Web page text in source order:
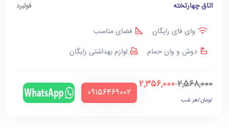
اتاق چهارتخته فولبرد
وای فای رایگان
فضای مناسب
دوش و وان حمام
لوازم بهداشتی رایگان
2,568,000
2,356,000
تومان/هر شب
‪09156469002‬